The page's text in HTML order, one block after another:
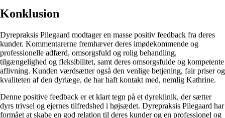
Konklusion
Dyrepraksis Pilegaard modtager en masse positiv feedback fra deres
kunder. Kommentarerne fremhæver deres imødekommende og
professionelle adfærd, omsorgsfuld og rolig behandling,
tilgængelighed og fleksibilitet, samt deres omsorgsfulde og kompetente
aflivning. Kunden værdsætter også den venlige betjening, fair priser og
kvaliteten af ​​den dyrlæge, de har haft kontakt med, nemlig Kathrine.
Denne positive feedback er et klart tegn på et dyreklinik, der sætter
dyrs trivsel og ejernes tilfredshed i højsædet. Dyrepraksis Pilegaard har
formået at skabe en god relation til deres kunder og en professionel og